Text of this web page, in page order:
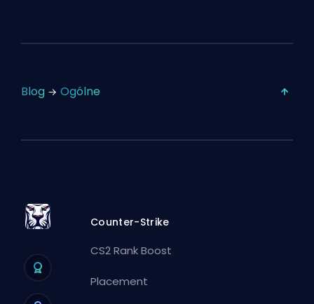
Blog Ogólne
Counter-Strike
CS2 Rank Boost
Placement